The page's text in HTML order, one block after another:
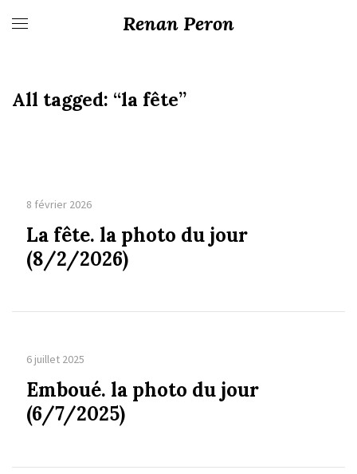
Renan Peron
All tagged: “la fête”
8 février 2026
La fête. la photo du jour
(8/2/2026)
6 juillet 2025
Emboué. la photo du jour
(6/7/2025)